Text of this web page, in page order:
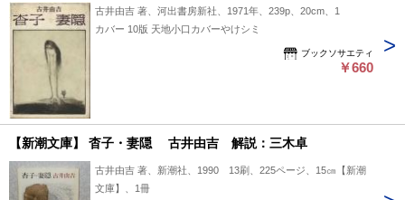
古井由吉 著、河出書房新社、1971年、239p、20cm、1
カバー 10版 天地小口カバーやけシミ
ブックソサエティ
￥660
【新潮文庫】 杳子・妻隠 古井由吉 解説：三木卓
古井由吉 著、新潮社、1990 13刷、225ページ、15㎝【新潮
文庫】、1冊